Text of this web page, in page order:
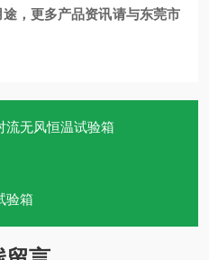
，更多产品资讯请与东莞市
流无风恒温试验箱
验箱